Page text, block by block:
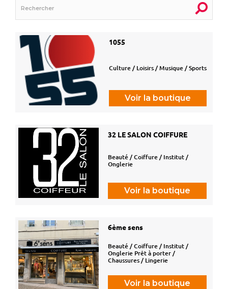
1055
Culture / Loisirs / Musique / Sports
Voir la boutique
32 LE SALON COIFFURE
Beauté / Coiffure / Institut /
Onglerie
Voir la boutique
6ème sens
Beauté / Coiffure / Institut /
Onglerie Prêt à porter /
Chaussures / Lingerie
Voir la boutique